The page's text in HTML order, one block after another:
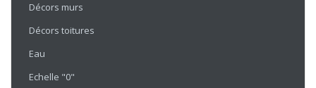
Décors murs
Décors toitures
Eau
Echelle "0"